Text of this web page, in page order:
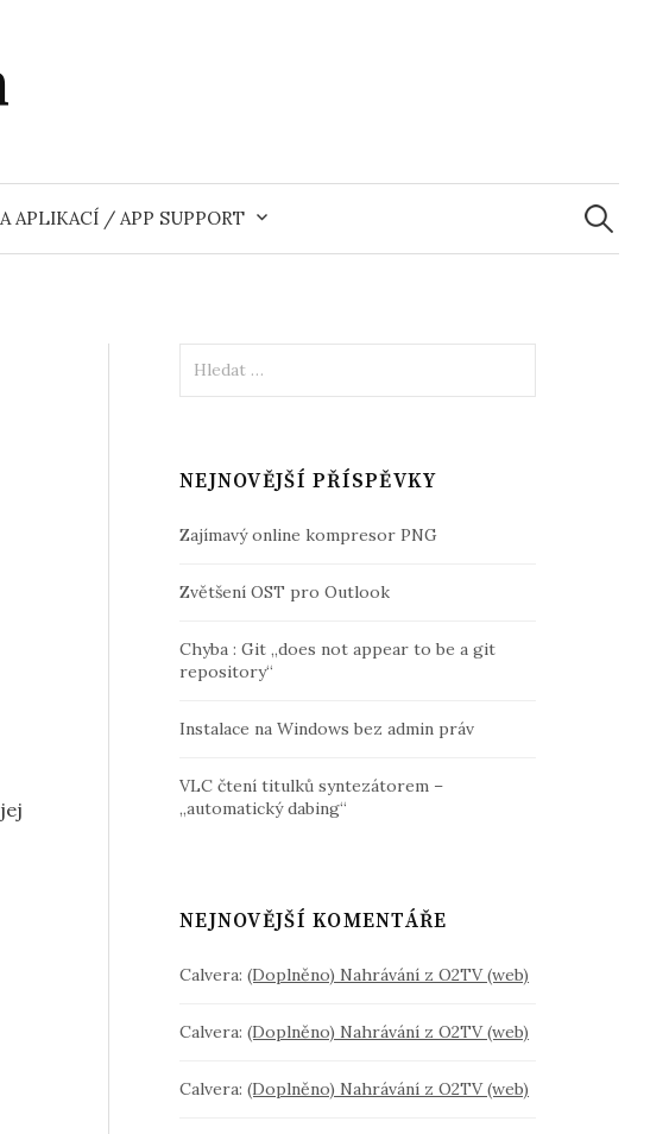
APLIKACÍ / APP SUPPORT
NEJNOVĚJŠÍ PŘÍSPĚVKY
Zajímavý online kompresor PNG
Zvětšení OST pro Outlook
Chyba : Git „does not appear to be a git
repository“
Instalace na Windows bez admin práv
VLC čtení titulků syntezátorem –
„automatický dabing“
NEJNOVĚJŠÍ KOMENTÁŘE
Calvera:(Doplněno) Nahrávání z O2TV (web)
Calvera:(Doplněno) Nahrávání z O2TV (web)
Calvera:(Doplněno) Nahrávání z O2TV (web)